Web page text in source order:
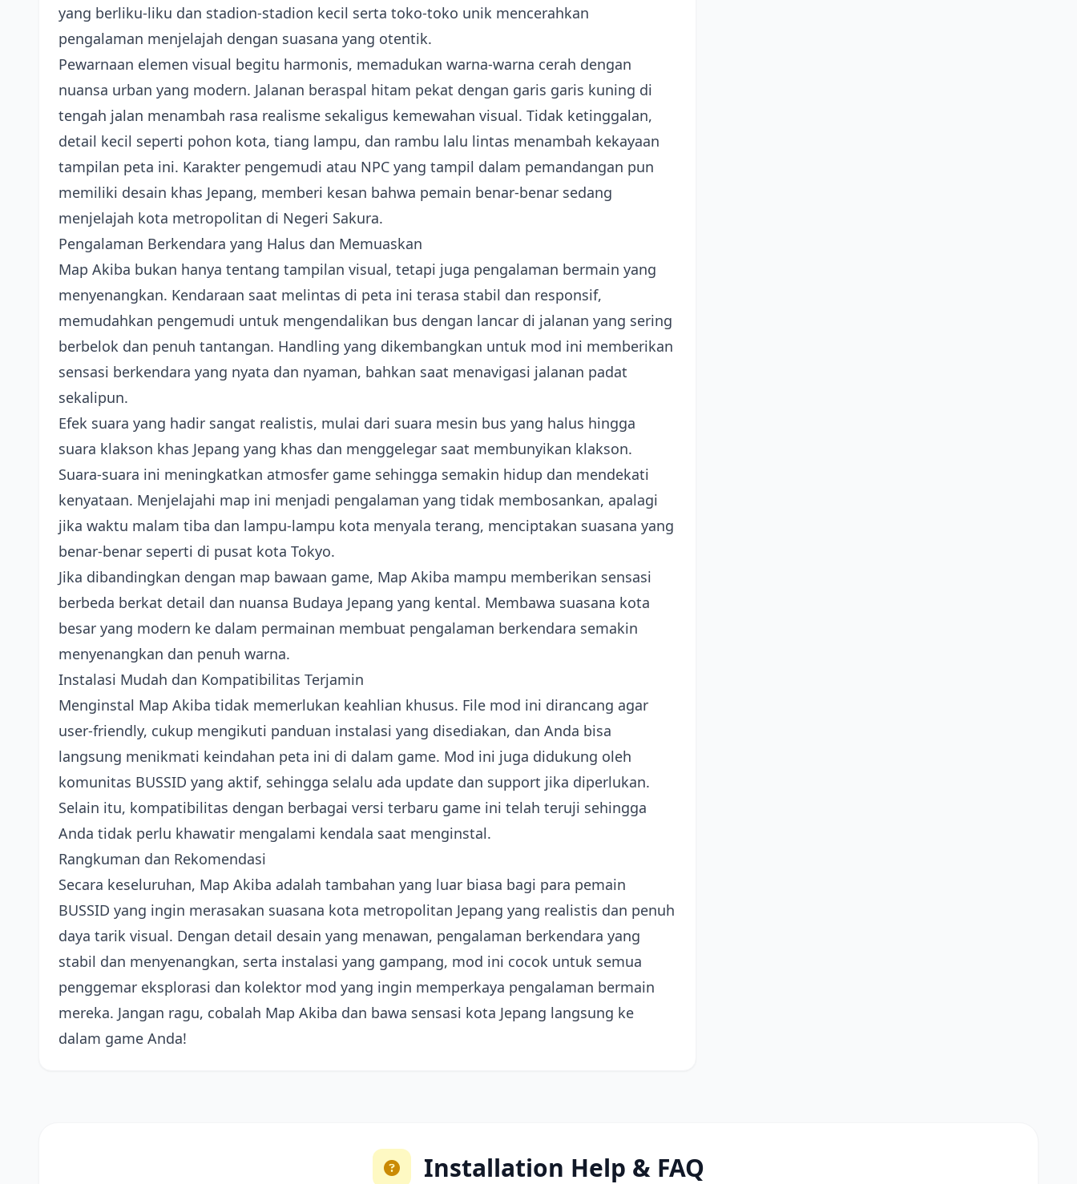
yang berliku-liku dan stadion-stadion kecil serta toko-toko unik mencerahkan
pengalaman menjelajah dengan suasana yang otentik.
Pewarnaan elemen visual begitu harmonis, memadukan warna-warna cerah dengan
nuansa urban yang modern. Jalanan beraspal hitam pekat dengan garis garis kuning di
tengah jalan menambah rasa realisme sekaligus kemewahan visual. Tidak ketinggalan,
detail kecil seperti pohon kota, tiang lampu, dan rambu lalu lintas menambah kekayaan
tampilan peta ini. Karakter pengemudi atau NPC yang tampil dalam pemandangan pun
memiliki desain khas Jepang, memberi kesan bahwa pemain benar-benar sedang
menjelajah kota metropolitan di Negeri Sakura.
Pengalaman Berkendara yang Halus dan Memuaskan
Map Akiba bukan hanya tentang tampilan visual, tetapi juga pengalaman bermain yang
menyenangkan. Kendaraan saat melintas di peta ini terasa stabil dan responsif,
memudahkan pengemudi untuk mengendalikan bus dengan lancar di jalanan yang sering
berbelok dan penuh tantangan. Handling yang dikembangkan untuk mod ini memberikan
sensasi berkendara yang nyata dan nyaman, bahkan saat menavigasi jalanan padat
sekalipun.
Efek suara yang hadir sangat realistis, mulai dari suara mesin bus yang halus hingga
suara klakson khas Jepang yang khas dan menggelegar saat membunyikan klakson.
Suara-suara ini meningkatkan atmosfer game sehingga semakin hidup dan mendekati
kenyataan. Menjelajahi map ini menjadi pengalaman yang tidak membosankan, apalagi
jika waktu malam tiba dan lampu-lampu kota menyala terang, menciptakan suasana yang
benar-benar seperti di pusat kota Tokyo.
Jika dibandingkan dengan map bawaan game, Map Akiba mampu memberikan sensasi
berbeda berkat detail dan nuansa Budaya Jepang yang kental. Membawa suasana kota
besar yang modern ke dalam permainan membuat pengalaman berkendara semakin
menyenangkan dan penuh warna.
Instalasi Mudah dan Kompatibilitas Terjamin
Menginstal Map Akiba tidak memerlukan keahlian khusus. File mod ini dirancang agar
user-friendly, cukup mengikuti panduan instalasi yang disediakan, dan Anda bisa
langsung menikmati keindahan peta ini di dalam game. Mod ini juga didukung oleh
komunitas BUSSID yang aktif, sehingga selalu ada update dan support jika diperlukan.
Selain itu, kompatibilitas dengan berbagai versi terbaru game ini telah teruji sehingga
Anda tidak perlu khawatir mengalami kendala saat menginstal.
Rangkuman dan Rekomendasi
Secara keseluruhan, Map Akiba adalah tambahan yang luar biasa bagi para pemain
BUSSID yang ingin merasakan suasana kota metropolitan Jepang yang realistis dan penuh
daya tarik visual. Dengan detail desain yang menawan, pengalaman berkendara yang
stabil dan menyenangkan, serta instalasi yang gampang, mod ini cocok untuk semua
penggemar eksplorasi dan kolektor mod yang ingin memperkaya pengalaman bermain
mereka. Jangan ragu, cobalah Map Akiba dan bawa sensasi kota Jepang langsung ke
dalam game Anda!
Installation Help & FAQ